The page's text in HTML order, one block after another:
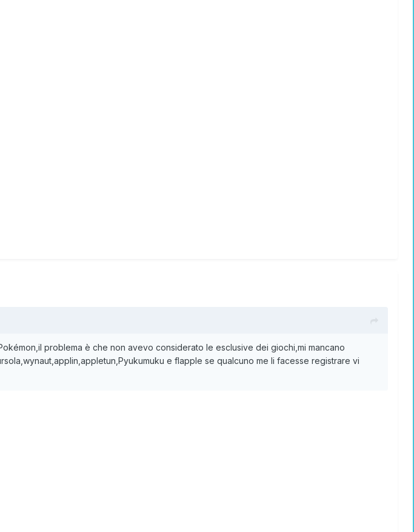
problema è che non avevo considerato le esclusive dei giochi,mi mancano
e flapple se qualcuno me li facesse registrare vi